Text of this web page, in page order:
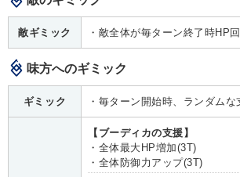
敵ギミック ・敵全体が毎ターン終了時HP
味方へのギミック
ギミック ・毎ターン開始時、ランダムな
【ブーディカの支援】
・全体最大HP増加(3T)
・全体防御力アップ(3T)